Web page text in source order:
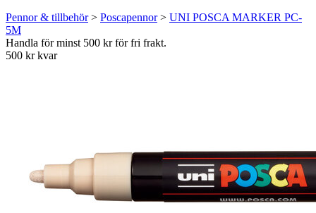
Pennor & tillbehör> Poscapennor> UNI POSCA MARKER PC-
5M
Handla för minst 500 kr för fri frakt.
500 kr kvar